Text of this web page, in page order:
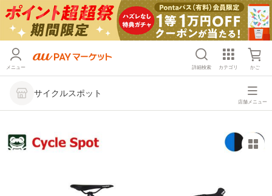
メニュー 詳細検索 カテゴリ かご
サイクルスポット
店舗メニュー